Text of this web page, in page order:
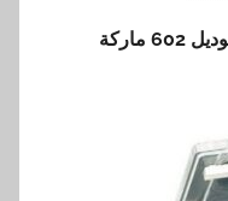
ماكينة فاكيوم غرفه واحدة افقى موديل 602 ماركة